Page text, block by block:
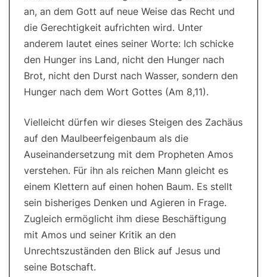
an, an dem Gott auf neue Weise das Recht und
die Gerechtigkeit aufrichten wird. Unter
anderem lautet eines seiner Worte: Ich schicke
den Hunger ins Land, nicht den Hunger nach
Brot, nicht den Durst nach Wasser, sondern den
Hunger nach dem Wort Gottes (Am 8,11).
Vielleicht dürfen wir dieses Steigen des Zachäus
auf den Maulbeerfeigenbaum als die
Auseinandersetzung mit dem Propheten Amos
verstehen. Für ihn als reichen Mann gleicht es
einem Klettern auf einen hohen Baum. Es stellt
sein bisheriges Denken und Agieren in Frage.
Zugleich ermöglicht ihm diese Beschäftigung
mit Amos und seiner Kritik an den
Unrechtszuständen den Blick auf Jesus und
seine Botschaft.